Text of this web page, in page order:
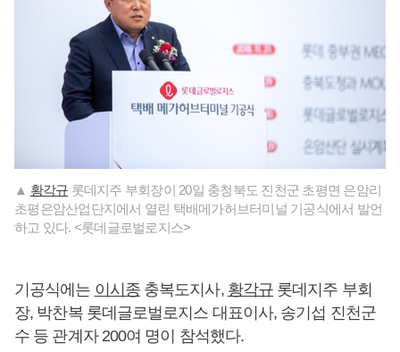
▲ 황각규 롯데지주 부회장이 20일 충청북도 진천군 초평면 은암리
초평은암산업단지에서 열린 택배메가허브터미널 기공식에서 발언
하고 있다. <롯데글로벌로지스>
기공식에는 이시종충복도지사, 황각규 롯데지주 부회
장, 박찬복 롯데글로벌로지스 대표이사, 송기섭 진천군
수 등 관계자 200여 명이 참석했다.